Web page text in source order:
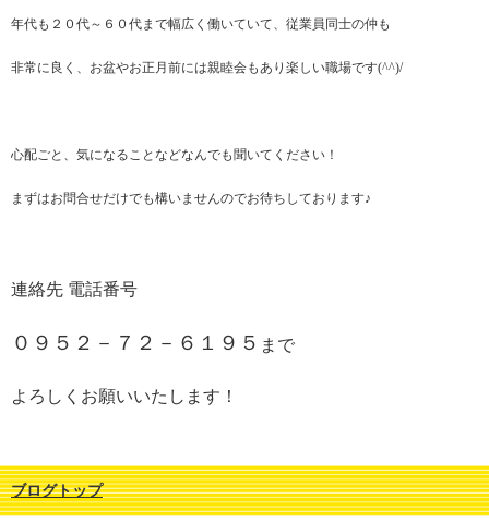
年代も２０代～６０代まで幅広く働いていて、従業員同士の仲も
非常に良く、お盆やお正月前には親睦会もあり楽しい職場です(^^)/
心配ごと、気になることなどなんでも聞いてください！
まずはお問合せだけでも構いませんのでお待ちしております♪
連絡先 電話番号
０９５２－７２－６１９５ まで
よろしくお願いいたします！
ブログトップ